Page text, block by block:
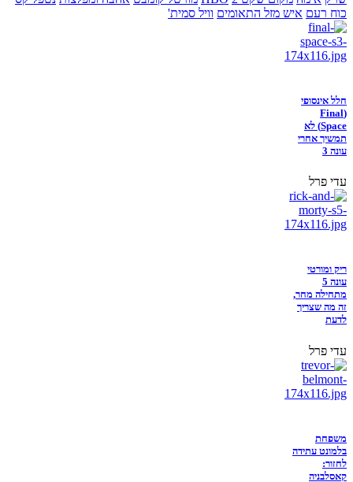
כוח רעם איש מזל התאומים וויל סמית'
חלל אינסופי
(Final
Space) לא
תמשיך אחרי
עונה 3
עדי פרל
ריק ומורטי
עונה 5
מתחילה מחר,
זה מה שצריך
לדעת
עדי פרל
משפחת
בלמונט עתידה
לחזור:
קאסלבניה